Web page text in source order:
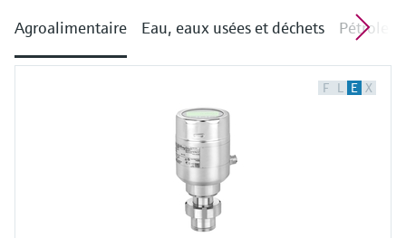
Agroalimentaire Eau, eaux usées et déchets Pétrole
F L E X